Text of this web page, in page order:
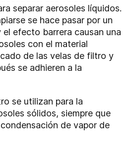
separar aerosoles líquidos.
se hace pasar por un
efecto barrera causan una
con el material
de las velas de filtro y
se adhieren a la
se utilizan para la
sólidos, siempre que
de vapor de